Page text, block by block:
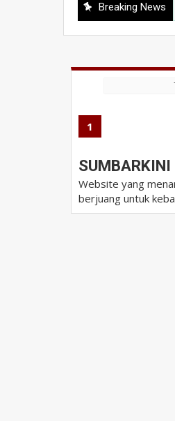
Breaking News
1
SUMBARKINI
Website yang
berjuang untuk